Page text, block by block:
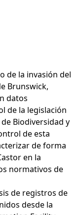
de la invasión del
Brunswick,
datos
de la legislación
Biodiversidad y
de esta
de forma
en la
normativos de
de registros de
desde la